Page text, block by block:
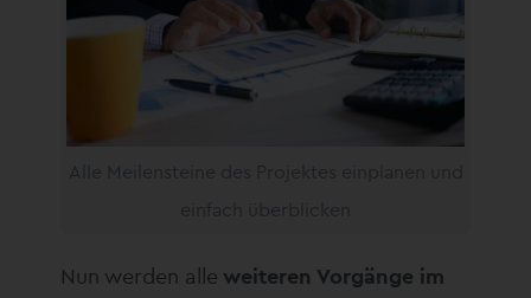
Nun werden alle weiteren Vorgänge im